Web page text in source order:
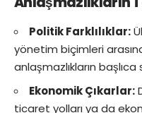
Politik Farklılıklar:
yönetim biçimleri
anlaşmazlıkların
Ekonomik Çıkarlar:
ticaret yolları ya da